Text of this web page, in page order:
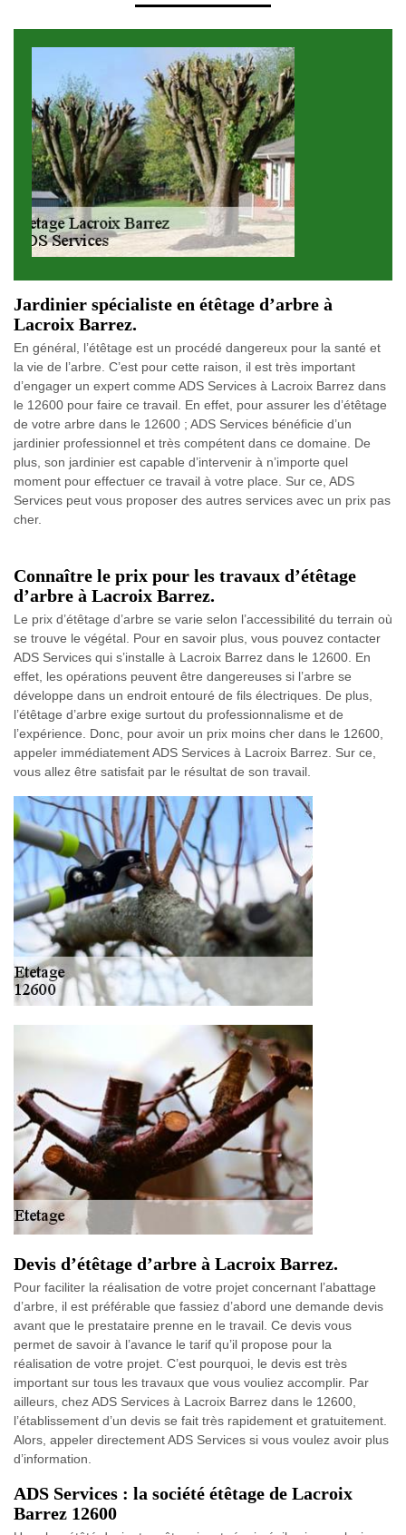
Jardinier spécialiste en étêtage d’arbre à
Lacroix Barrez.
En général, l’étêtage est un procédé dangereux pour la santé et
la vie de l’arbre. C’est pour cette raison, il est très important
d’engager un expert comme ADS Services à Lacroix Barrez dans
le 12600 pour faire ce travail. En effet, pour assurer les d’étêtage
de votre arbre dans le 12600 ; ADS Services bénéficie d’un
jardinier professionnel et très compétent dans ce domaine. De
plus, son jardinier est capable d’intervenir à n’importe quel
moment pour effectuer ce travail à votre place. Sur ce, ADS
Services peut vous proposer des autres services avec un prix pas
cher.
Connaître le prix pour les travaux d’étêtage
d’arbre à Lacroix Barrez.
Le prix d’étêtage d’arbre se varie selon l’accessibilité du terrain où
se trouve le végétal. Pour en savoir plus, vous pouvez contacter
ADS Services qui s’installe à Lacroix Barrez dans le 12600. En
effet, les opérations peuvent être dangereuses si l’arbre se
développe dans un endroit entouré de fils électriques. De plus,
l’étêtage d’arbre exige surtout du professionnalisme et de
l’expérience. Donc, pour avoir un prix moins cher dans le 12600,
appeler immédiatement ADS Services à Lacroix Barrez. Sur ce,
vous allez être satisfait par le résultat de son travail.
Devis d’étêtage d’arbre à Lacroix Barrez.
Pour faciliter la réalisation de votre projet concernant l’abattage
d’arbre, il est préférable que fassiez d’abord une demande devis
avant que le prestataire prenne en le travail. Ce devis vous
permet de savoir à l’avance le tarif qu’il propose pour la
réalisation de votre projet. C’est pourquoi, le devis est très
important sur tous les travaux que vous vouliez accomplir. Par
ailleurs, chez ADS Services à Lacroix Barrez dans le 12600,
l’établissement d’un devis se fait très rapidement et gratuitement.
Alors, appeler directement ADS Services si vous voulez avoir plus
d’information.
ADS Services : la société étêtage de Lacroix
Barrez 12600